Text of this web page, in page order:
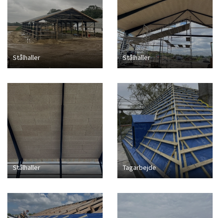
Stålhaller Stålhaller
Stålhaller Tagarbejde